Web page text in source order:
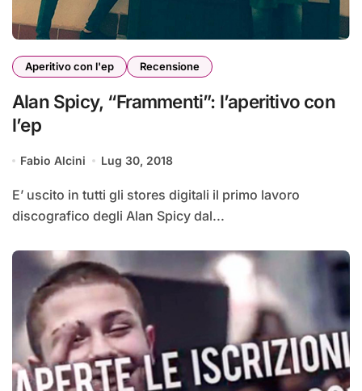
Aperitivo con l'ep Recensione
Alan Spicy, “Frammenti”: l’aperitivo con
l’ep
Fabio Alcini Lug 30, 2018
E’ uscito in tutti gli stores digitali il primo lavoro
discografico degli Alan Spicy dal...